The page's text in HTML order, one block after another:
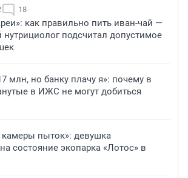
18
как правильно пить иван-чай —
нутрициолог подсчитал допустимое
млн, но банку плачу я»: почему в
в ИЖС не могут добиться
пыток»: девушка
состояние экопарка «Лотос» в